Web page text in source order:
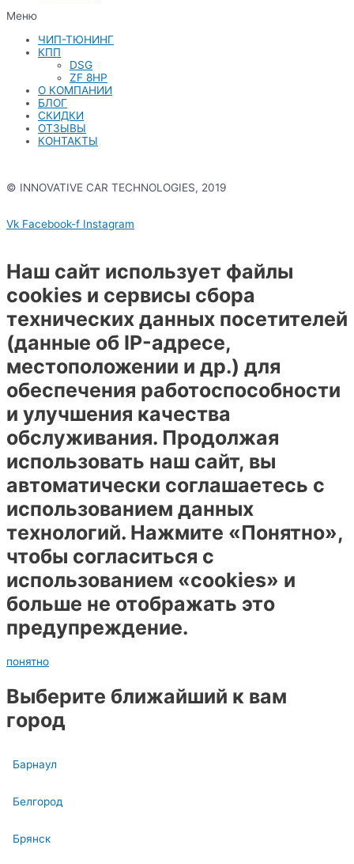
Меню
ЧИП-ТЮНИНГ
КПП
DSG
ZF 8HP
О КОМПАНИИ
БЛОГ
СКИДКИ
ОТЗЫВЫ
КОНТАКТЫ
© INNOVATIVE CAR TECHNOLOGIES, 2019
Vk Facebook-f Instagram
Наш сайт использует файлы
cookies и сервисы сбора
технических данных посетителей
(данные об IP-адресе,
местоположении и др.) для
обеспечения работоспособности
и улучшения качества
обслуживания. Продолжая
использовать наш сайт, вы
автоматически соглашаетесь с
использованием данных
технологий. Нажмите «Понятно»,
чтобы согласиться с
использованием «cookies» и
больше не отображать это
предупреждение.
понятно
Выберите ближайший к вам
город
Барнаул
Белгород
Брянск